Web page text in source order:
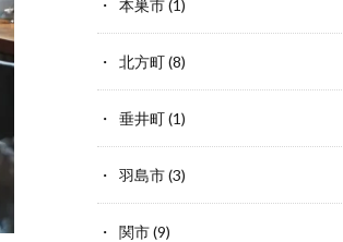
本巣市(1)
北方町(8)
垂井町(1)
羽島市(3)
関市(9)